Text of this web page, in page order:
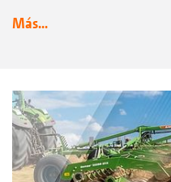
Más...